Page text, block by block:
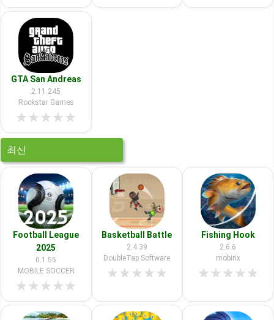
GTA San Andreas
2.11.245
Rockstar Games
★★★★★
최신
Football League
2025
0.1.55
MOBILE SOCCER
★★★★★
Basketball Battle
2.4.39
DoubleTap Software
★★★★★
Fishing Hook
2.6.6
mobirix
★★★★★